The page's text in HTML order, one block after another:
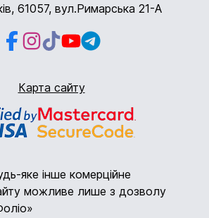
, 61057, вул.Римарська 21-А
Facebook
Instagram
Instagram
YoutubeTelegram
Карта сайту
яке інше комерційне
можливе лише з дозволу